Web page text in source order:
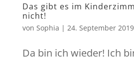
Das gibt es im
nicht!
von Sophia | 24. September 2019
Da bin ich wieder! Ich